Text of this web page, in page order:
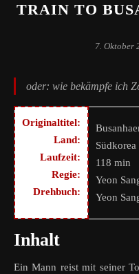
TRAIN TO
7. Oktober
oder: wie bekämpfe ich
Originaltitel:
Land:
Laufzeit:
Regie:
Drehbuch:
Südkorea
118 min
Yeon
Yeon
Inhalt
Ein Mann reist mit seiner